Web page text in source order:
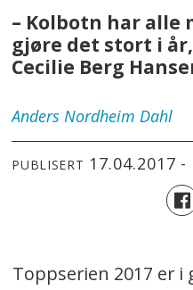
– Kolbotn har
gjøre det stort i
Cecilie Berg
Anders Nordheim Dahl
PUBLISERT 17.04.2017
Toppserien 2017 er